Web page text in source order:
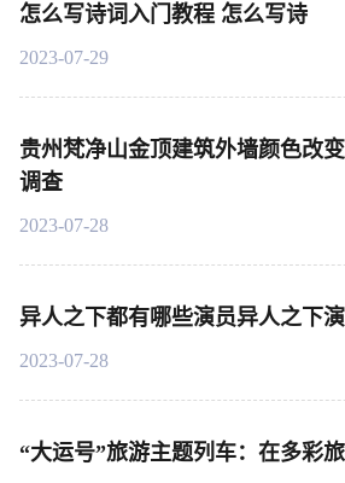
怎么写诗词入门教程 怎么写诗
2023-07-29
贵州梵净山金顶建筑外墙颜色改
调查
2023-07-28
异人之下都有哪些演员异人之下
2023-07-28
“大运号”旅游主题列车：在多彩